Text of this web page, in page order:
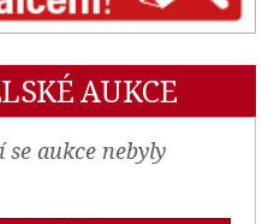
AUKCE
aukce nebyly